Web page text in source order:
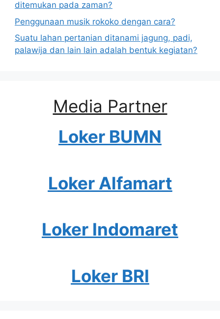
ditemukan pada zaman?
Penggunaan musik rokoko dengan cara?
Suatu lahan pertanian ditanami jagung, padi,
palawija dan lain lain adalah bentuk kegiatan?
Media Partner
Loker BUMN
Loker Alfamart
Loker Indomaret
Loker BRI